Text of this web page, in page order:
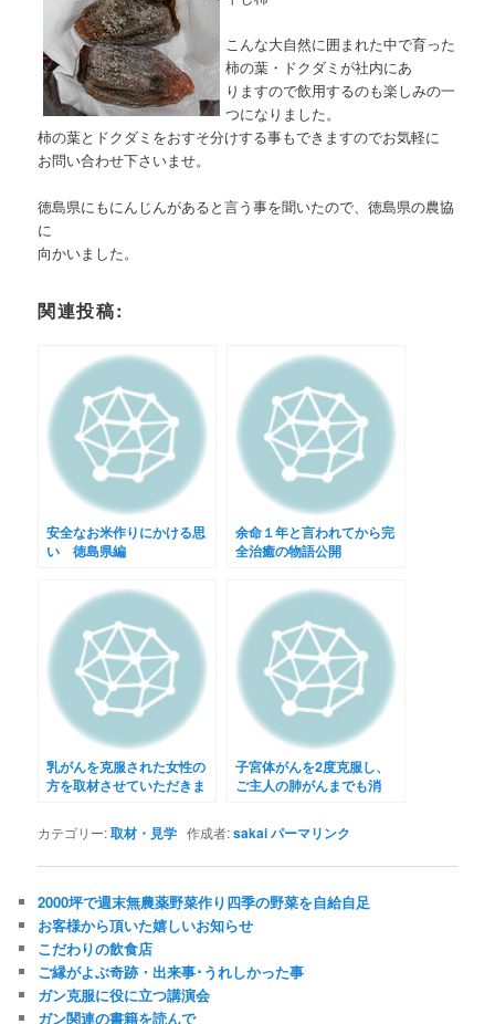
こんな大自然に囲まれた中で育った
柿の葉・ドクダミが社内にあ
りますので飲用するのも楽しみの一
つになりました。
柿の葉とドクダミをおすそ分けする事もできますのでお気軽に
お問い合わせ下さいませ。
徳島県にもにんじんがあると言う事を聞いたので、徳島県の農協
に
向かいました。
関連投稿:
安全なお米作りにかける思
い 徳島県編
余命１年と言われてから完
全治癒の物語公開
乳がんを克服された女性の
方を取材させていただきま
子宮体がんを2度克服し、
ご主人の肺がんまでも消
カテゴリー:取材・見学 作成者:sakaiパーマリンク
2000坪で週末無農薬野菜作り四季の野菜を自給自足
お客様から頂いた嬉しいお知らせ
こだわりの飲食店
ご縁がよぶ奇跡・出来事･うれしかった事
ガン克服に役に立つ講演会
ガン関連の書籍を読んで